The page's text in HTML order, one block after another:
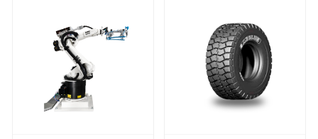
山东昌邑石化有限公司
山东华星石油化工集团有限公司
中化石油湖北有限公司
正和集团股份有限公司